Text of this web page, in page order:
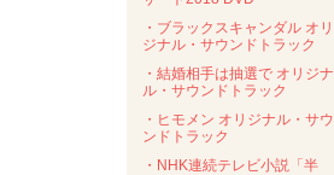
・ブラックスキャンダル オリ
ジナル・サウンドトラック
・結婚相手は抽選で オリジナ
ル・サウンドトラック
・ヒモメン オリジナル・サウ
ンドトラック
・NHK連続テレビ小説「半